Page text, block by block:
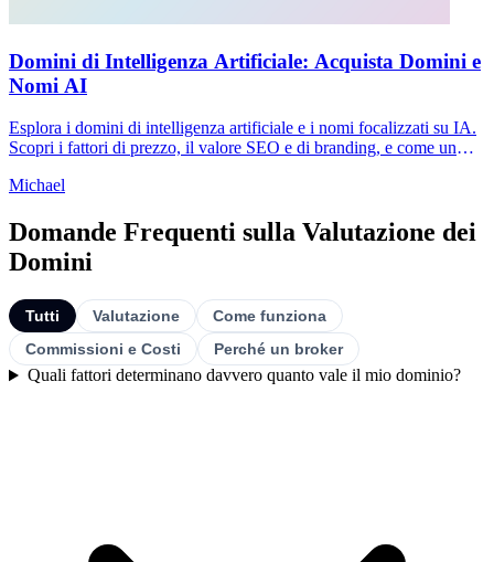
Domini di Intelligenza Artificiale: Acquista Domini e
Nomi AI
Esplora i domini di intelligenza artificiale e i nomi focalizzati su IA.
Scopri i fattori di prezzo, il valore SEO e di branding, e come un
Michael
Domande Frequenti sulla Valutazione dei
Domini
Tutti Valutazione
Come funziona
Commissioni e Costi
Perché un broker
Quali fattori determinano davvero quanto vale il mio dominio?